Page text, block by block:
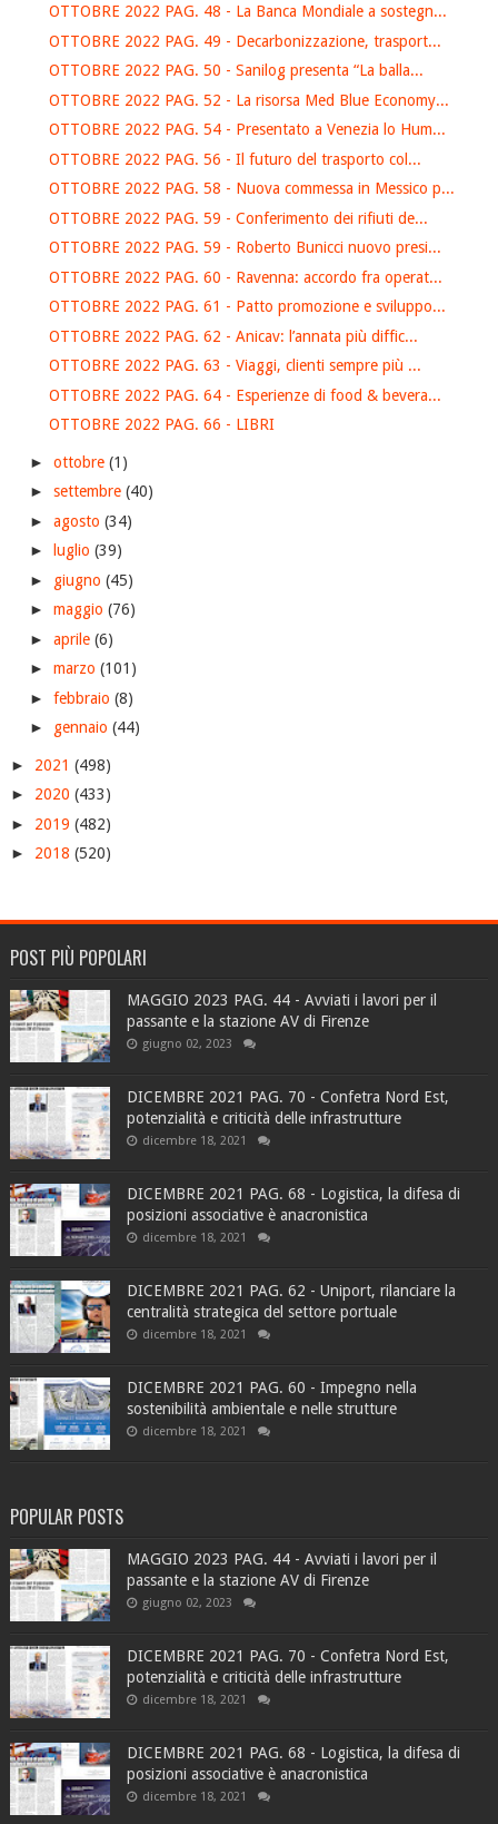
OTTOBRE 2022 PAG. 48 - La Banca Mondiale a sostegn...
OTTOBRE 2022 PAG. 49 - Decarbonizzazione, trasport...
OTTOBRE 2022 PAG. 50 - Sanilog presenta “La balla...
OTTOBRE 2022 PAG. 52 - La risorsa Med Blue Economy...
OTTOBRE 2022 PAG. 54 - Presentato a Venezia lo Hum...
OTTOBRE 2022 PAG. 56 - Il futuro del trasporto col...
OTTOBRE 2022 PAG. 58 - Nuova commessa in Messico p...
OTTOBRE 2022 PAG. 59 - Conferimento dei rifiuti de...
OTTOBRE 2022 PAG. 59 - Roberto Bunicci nuovo presi...
OTTOBRE 2022 PAG. 60 - Ravenna: accordo fra operat...
OTTOBRE 2022 PAG. 61 - Patto promozione e sviluppo...
OTTOBRE 2022 PAG. 62 - Anicav: l’annata più diffic...
OTTOBRE 2022 PAG. 63 - Viaggi, clienti sempre più ...
OTTOBRE 2022 PAG. 64 - Esperienze di food & bevera...
OTTOBRE 2022 PAG. 66 - LIBRI
► ottobre (1)
► settembre (40)
► agosto (34)
►
luglio (39)
► giugno (45)
► maggio (76)
► aprile (6)
► marzo (101)
► febbraio (8)
► gennaio (44)
► 2021 (498)
► 2020 (433)
► 2019 (482)
► 2018 (520)
POST PIÙ POPOLARI
MAGGIO 2023 PAG. 44 - Avviati i lavori per il
passante e la stazione AV di Firenze
giugno 02, 2023
DICEMBRE 2021 PAG. 70 - Confetra Nord Est,
potenzialità e criticità delle infrastrutture
dicembre 18, 2021
DICEMBRE 2021 PAG. 68 - Logistica, la difesa di
posizioni associative è anacronistica
dicembre 18, 2021
DICEMBRE 2021 PAG. 62 - Uniport, rilanciare la
centralità strategica del settore portuale
dicembre 18, 2021
DICEMBRE 2021 PAG. 60 - Impegno nella
sostenibilità ambientale e nelle strutture
dicembre 18, 2021
POPULAR POSTS
MAGGIO 2023 PAG. 44 - Avviati i lavori per il
passante e la stazione AV di Firenze
giugno 02, 2023
DICEMBRE 2021 PAG. 70 - Confetra Nord Est,
potenzialità e criticità delle infrastrutture
dicembre 18, 2021
DICEMBRE 2021 PAG. 68 - Logistica, la difesa di
posizioni associative è anacronistica
dicembre 18, 2021